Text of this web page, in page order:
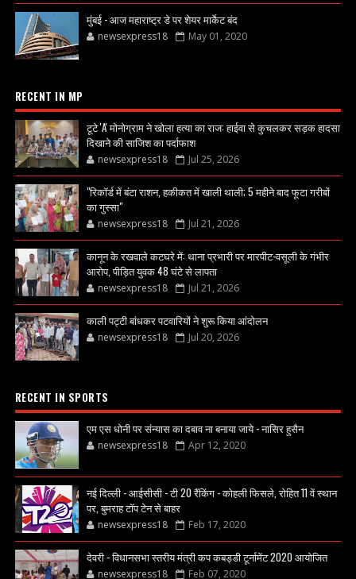
मुंबई - आज महाराष्ट्र डे पर शेयर मार्केट बंद
newsexpress18 May 01, 2020
RECENT IN MP
टूटे 'A' मोनोग्राम ने खोला हत्या का राज: हाईवा से कुचलकर सड़क हादसा
दिखाने की साजिश का पर्दाफाश
newsexpress18 Jul 25, 2026
"रिकॉर्ड में बंटा राशन, हकीकत में खाली थाली; 5 महीने बाद फूटा गरीबों
का गुस्सा"
newsexpress18 Jul 21, 2026
कानून के रखवाले कटघरे में: थाना प्रभारी पर मारपीट-वसूली के गंभीर
आरोप, पीड़ित युवक 48 घंटे से लापता
newsexpress18 Jul 21, 2026
काली पट्टी बांधकर पटवारियों ने शुरू किया आंदोलन
newsexpress18 Jul 20, 2026
RECENT IN SPORTS
एम एस धोनी पर संन्यास का दबाव ना बनाया जाये - नासिर हुसैन
newsexpress18 Apr 12, 2020
नई दिल्ली - आईसीसी - टी 20 रैंकिंग - कोहली फिसले, रोहित 11 वें स्थान
पर, बुमराह टॉप टेन से बाहर
newsexpress18 Feb 17, 2020
देवरी - विधानसभा स्तरीय मंत्री कप कबड्डी टूर्नामेंट 2020 आयोजित
newsexpress18 Feb 07, 2020